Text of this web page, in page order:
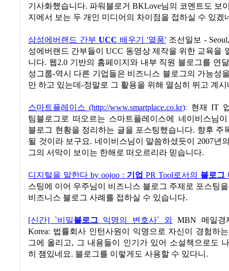
기사화했습니다. 파워블로거 BKLove님의 코멘트도 보
지에서 보는 두 개인 미디어의 차이점을 접하실 수 있겠
삼성에버랜드 간부 UCC 배우기 '열풍' 조선일보 -
성에버랜드 간부들이 UCC 동영상 제작을 위한 교육을
니다. 웹2.0 기반의 홈페이지와 내부 직원 블로그를 연
성그룹-역시 다른 기업들은 비즈니스 블로그의 가능성
만 하고 있는데-정말로 그 활용을 위해 열심히 뛰고 계시
스마트플레이스 (http://www.smartplace.co.kr): 현재 IT
팀블로그로 떠오르는 스마트플레이스에 네이비스님
블로그 현황을 정리하는 글을 포스팅했습니다. 향후 주
될 것이라 보구요. 네이비스님이 말씀하셨듯이 2007년
그의 서막이 보이는 한해로 떠오르리라 믿습니다.
디지털을 말한다 by oojoo : 기업 PR Tool로서의 블로그
스팅에 이어 우주님이 비즈니스 블로그 주제로 포스팅
비즈니스 블로그 사례를 접하실 수 있습니다.
[신간] `비밀블로그익명의 변호사` 외
MBN 메일경
Korea: 법률회사 인턴사원이 익명으로 자신이 경험하
그에 올리고, 그 내용들이 인기가 있어 소설책으로도
히 잼있네요. 블로그를 이렇게도 사용할 수 있다니.